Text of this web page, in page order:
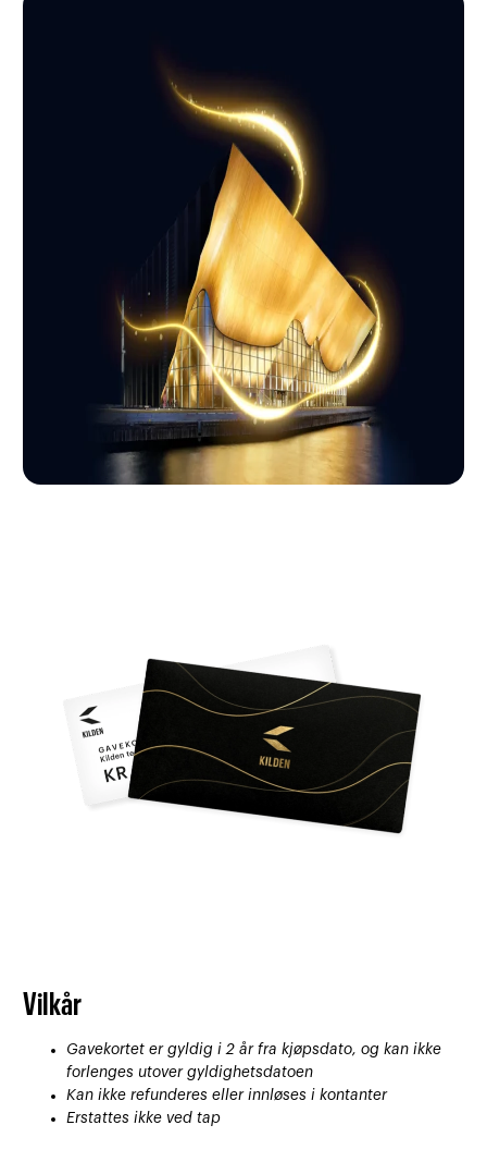
Vilkår
Gavekortet er gyldig i 2 år fra kjøpsdato, og kan ikke
forlenges utover gyldighetsdatoen
Kan ikke refunderes eller innløses i kontanter
Erstattes ikke ved tap